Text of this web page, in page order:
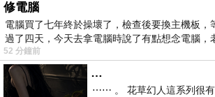
修電腦
電腦買了七年終於操壞了，檢查後要換主機板，
過了四天，今天去拿電腦時說了有點想念電腦，
52 分鐘前
…
⋯⋯ 。 花草幻人這系列很有